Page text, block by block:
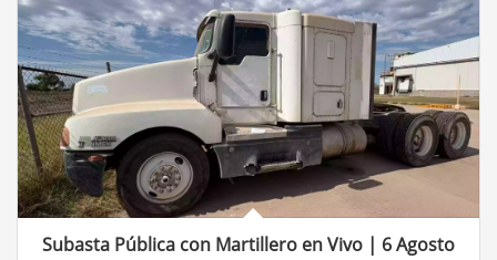
Subasta Pública con Martillero en Vivo | 6 Agosto